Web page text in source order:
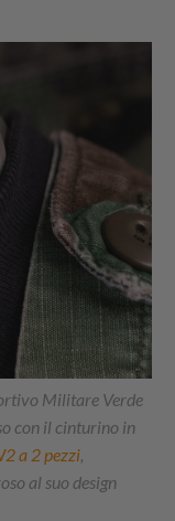
Militare Verde
con il cinturino in
a 2 pezzi
al suo design